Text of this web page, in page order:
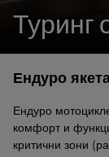
Туринг
Ендуро
Ендуро
комфорт и
критични зони